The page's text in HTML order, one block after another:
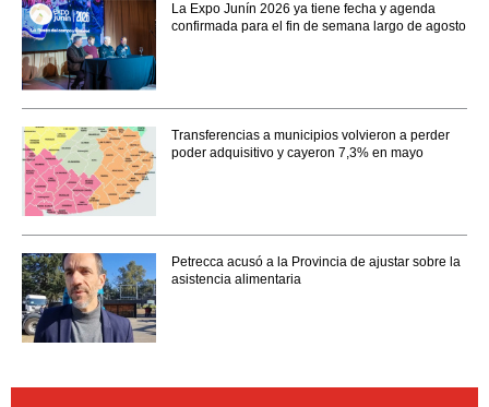
La Expo Junín 2026 ya tiene fecha y agenda
confirmada para el fin de semana largo de agosto
Transferencias a municipios volvieron a perder
poder adquisitivo y cayeron 7,3% en mayo
Petrecca acusó a la Provincia de ajustar sobre la
asistencia alimentaria